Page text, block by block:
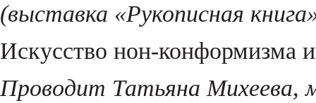
(выставка «Рукописная
Искусство нон-конформизма
Проводит Татьяна Михеева,